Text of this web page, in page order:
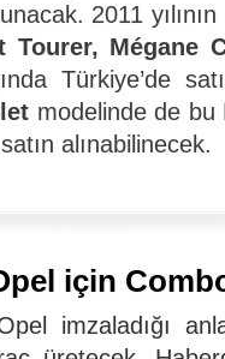
2011
Tourer, Mégane
Türkiye’de
modelinde de bu
alınabilinecek.
için
imzaladığı